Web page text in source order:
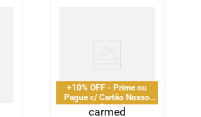
+10% OFF - Prime ou
Pague c/ Cartão Nosso
Pay
carmed